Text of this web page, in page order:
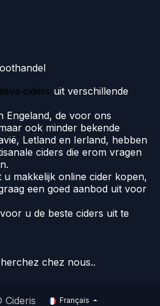
ciders uit verschillende
Engeland, de voor ons
ook minder bekende
Letland en Ierland, hebben
ciders die erom vragen
makkelijk online cider kopen,
een goed aanbod uit voor
u de beste ciders uit te
chez nous..
Français